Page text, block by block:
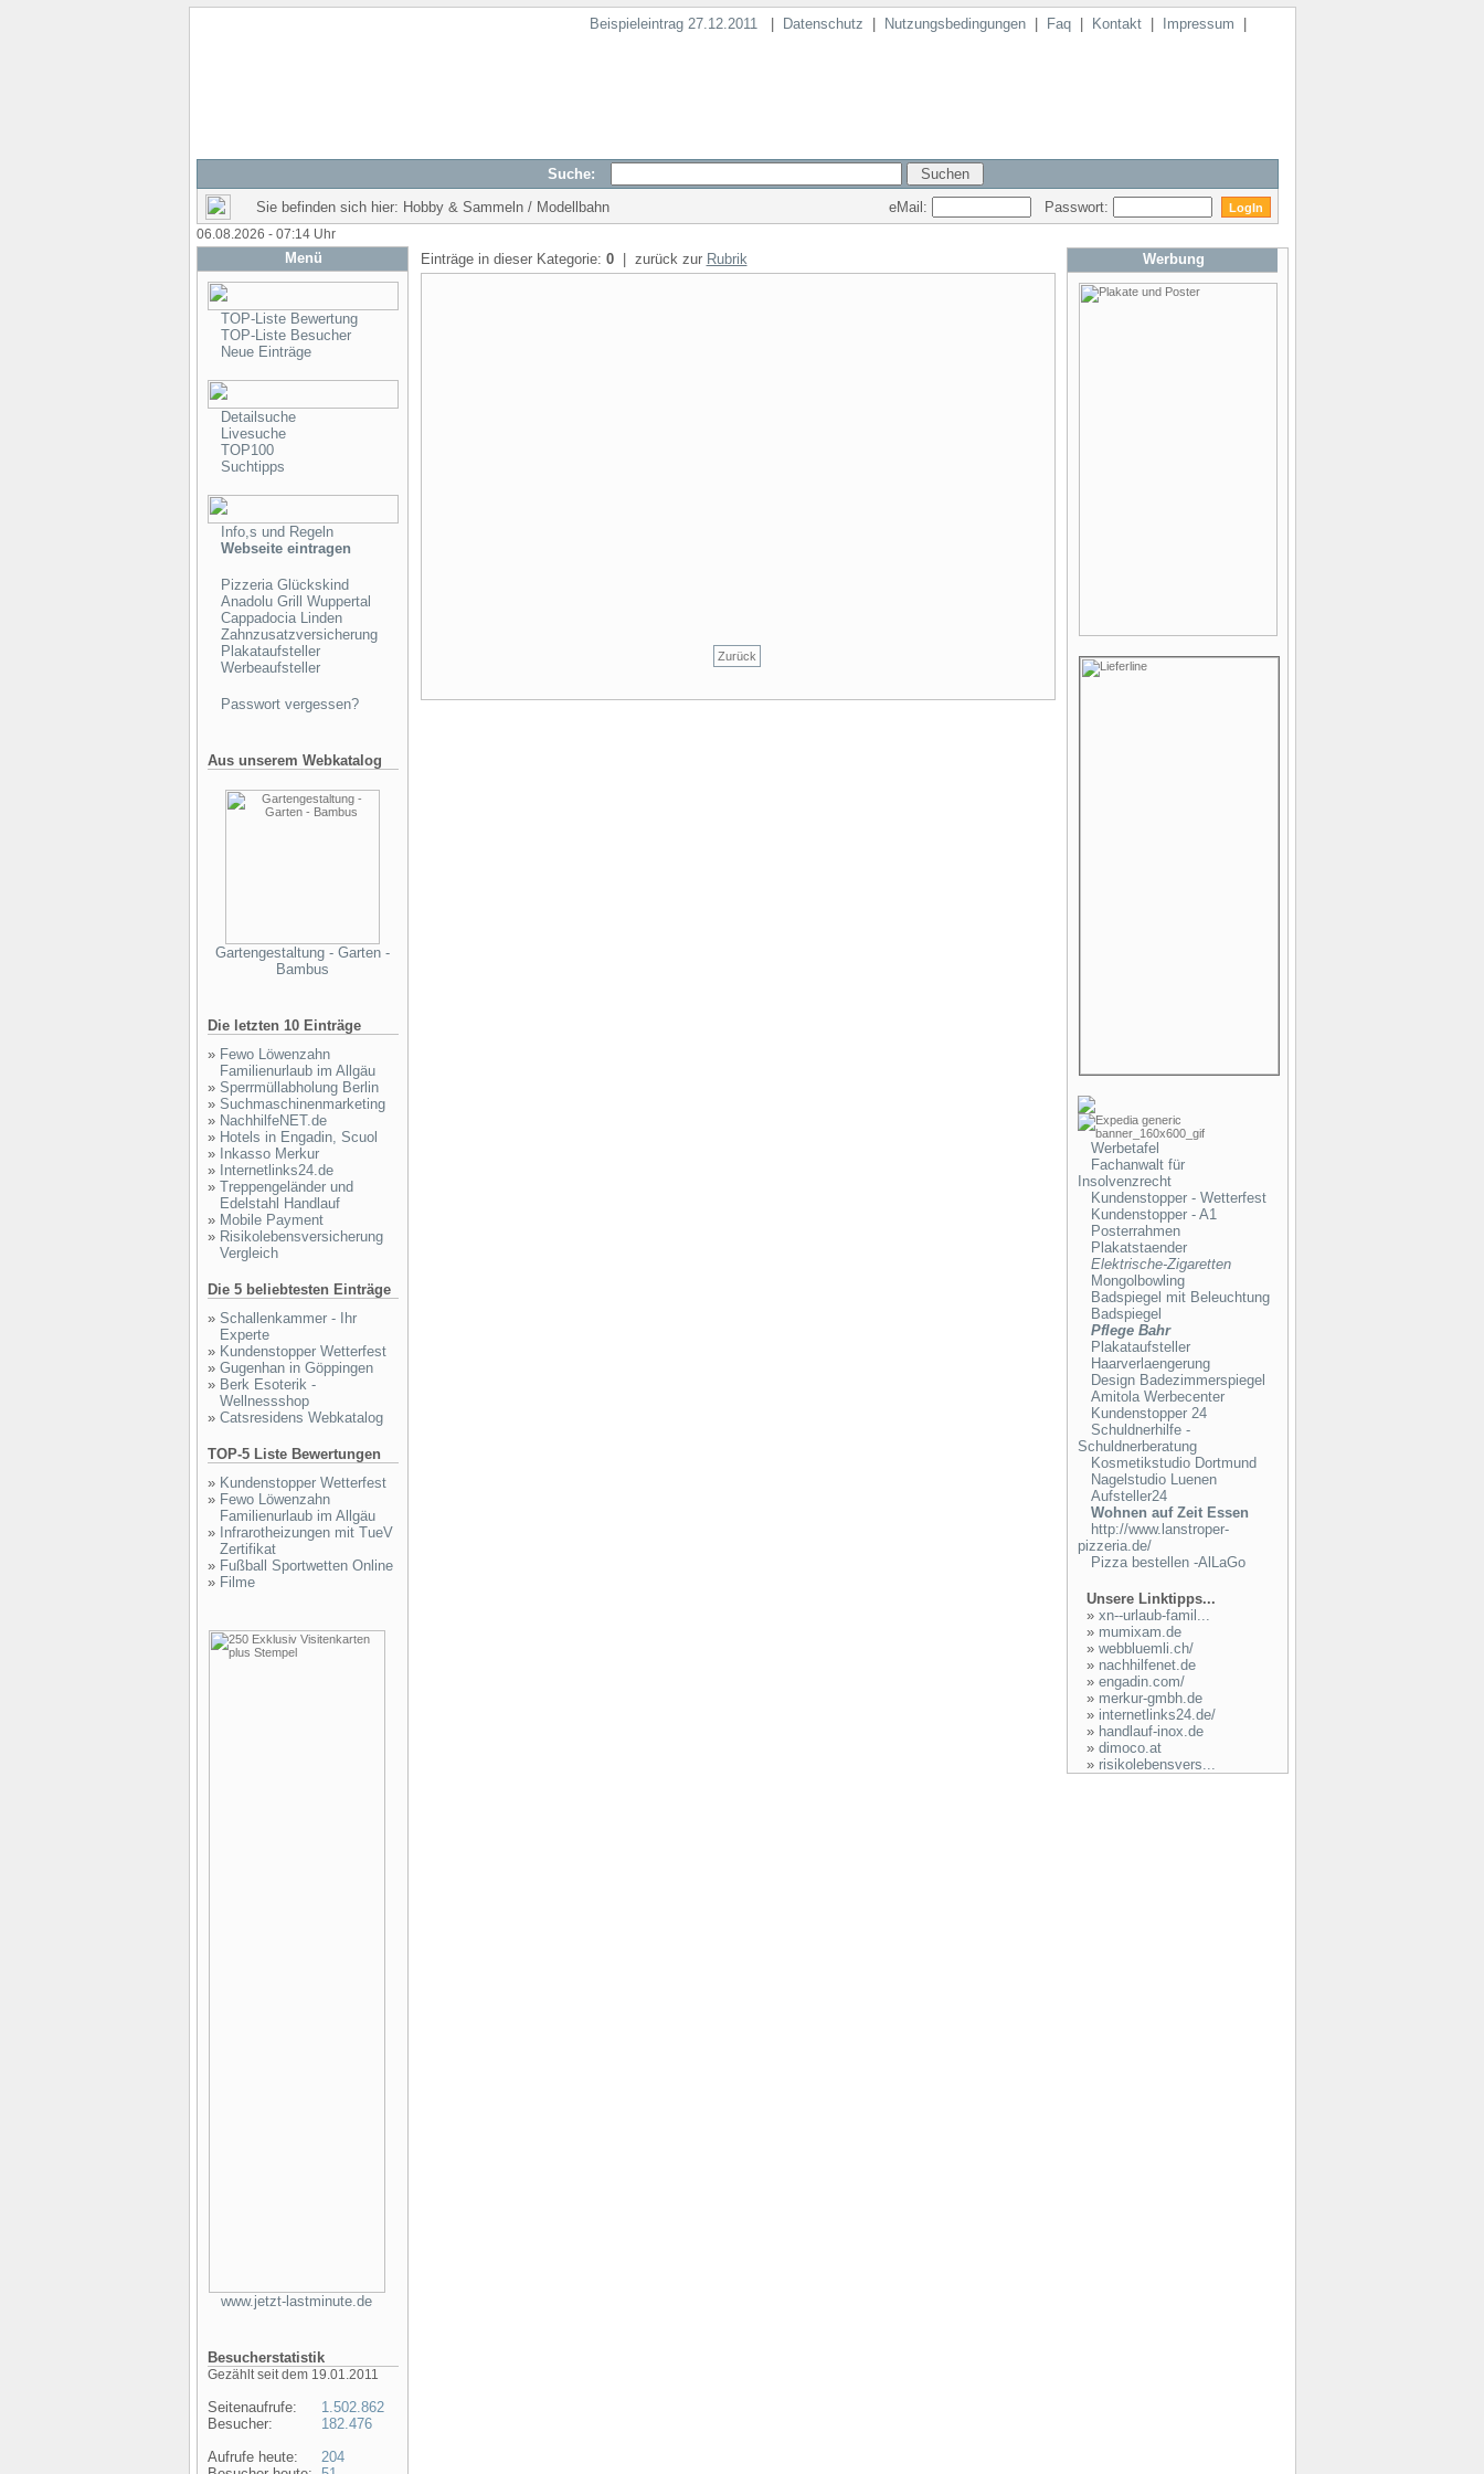
Beispieleintrag 27.12.2011 Datenschutz Nutzungsbedingungen| Faq| Kontakt| Impressum
Suche:
Sie befinden sich hier: Hobby & Sammeln / Modellbahn
eMail: Passwort:
06.08.2026 - 07:14 Uhr
Menü
TOP-Liste Bewertung
TOP-Liste Besucher
Neue Einträge
Detailsuche
Livesuche
TOP100
Suchtipps
Info,s und Regeln
Webseite eintragen
Pizzeria Glückskind
Anadolu Grill Wuppertal
Cappadocia Linden
Zahnzusatzversicherung
Plakataufsteller
Werbeaufsteller
Passwort vergessen?
Aus unserem Webkatalog
Gartengestaltung - Garten -
Bambus
Die letzten 10 Einträge
» Fewo Löwenzahn
Familienurlaub im Allgäu
» Sperrmüllabholung Berlin
» Suchmaschinenmarketing
» NachhilfeNET.de
» Hotels in Engadin, Scuol
»
Inkasso Merkur
»
Internetlinks24.de
» Treppengeländer und
Edelstahl Handlauf
» Mobile Payment
» Risikolebensversicherung
Vergleich
Die 5 beliebtesten Einträge
» Schallenkammer - Ihr
Experte
» Kundenstopper Wetterfest
» Gugenhan in Göppingen
» Berk Esoterik -
Wellnessshop
» Catsresidens Webkatalog
TOP-5 Liste Bewertungen
» Kundenstopper Wetterfest
» Fewo Löwenzahn
Familienurlaub im Allgäu
»
Infrarotheizungen mit TueV
Zertifikat
» Fußball Sportwetten Online
» Filme
www.jetzt-lastminute.de
Besucherstatistik
Gezählt seit dem 19.01.2011
Seitenaufrufe:
Besucher:
Aufrufe heute:
1.502.862
182.476
204
Einträge in dieser Kategorie: 0| zurück zur Rubrik
Zurück
Werbung
Werbetafel
Fachanwalt für
Insolvenzrecht
Kundenstopper - Wetterfest
Kundenstopper - A1
Posterrahmen
Plakatstaender
Elektrische-Zigaretten
Mongolbowling
Badspiegel mit Beleuchtung
Badspiegel
Pflege Bahr
Plakataufsteller
Haarverlaengerung
Design Badezimmerspiegel
Amitola Werbecenter
Kundenstopper 24
Schuldnerhilfe -
Schuldnerberatung
Kosmetikstudio Dortmund
Nagelstudio Luenen
Aufsteller24
Wohnen auf Zeit Essen
http://www.lanstroper-
pizzeria.de/
Pizza bestellen -AlLaGo
Unsere Linktipps...
» xn--urlaub-famil...
» mumixam.de
» webbluemli.ch/
» nachhilfenet.de
» engadin.com/
» merkur-gmbh.de
» internetlinks24.de/
» handlauf-inox.de
» dimoco.at
» risikolebensvers...